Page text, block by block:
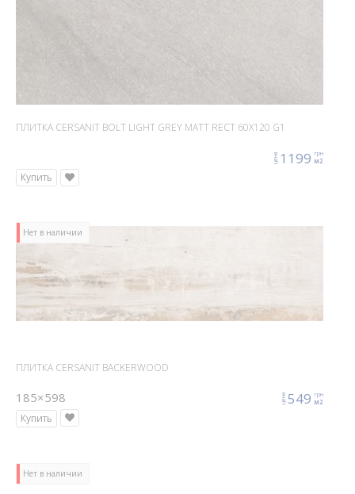
ПЛИТКА CERSANIT BOLT LIGHT GREY MATT RECT 60X120 G1
цена 1199 грн
м2
Купить
Нет в наличии
ПЛИТКА CERSANIT BACKERWOOD
185×598 цена549 грн
м2
Купить
Нет в наличии